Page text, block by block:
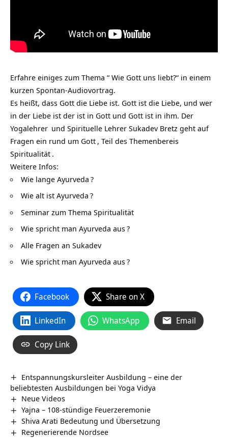
Erfahre einiges zum Thema “ Wie Gott uns liebt?“ in einem
kurzen Spontan-Audiovortrag.
Es heißt, dass Gott die Liebe ist. Gott ist die Liebe, und wer
in der Liebe ist der ist in Gott und Gott ist in ihm. Der
Yogalehrer und Spirituelle Lehrer Sukadev Bretz geht auf
Fragen ein rund um Gott , Teil des Themenbereis
Spiritualität .
Weitere Infos:
Wie lange Ayurveda ?
Wie alt ist Ayurveda ?
Seminar zum Thema Spiritualität
Wie spricht man Ayurveda aus?
Alle Fragen an Sukadev
Wie spricht man Ayurveda aus?
Facebook Share on X
LinkedIn WhatsApp Email
Copy Link
Entspannungskursleiter Ausbildung – eine der
beliebtesten Ausbildungen bei Yoga Vidya
Neue Videos
Yajna – 108-stündige Feuerzeremonie
Shiva Arati Bedeutung und Übersetzung
Regenerierende Nordsee